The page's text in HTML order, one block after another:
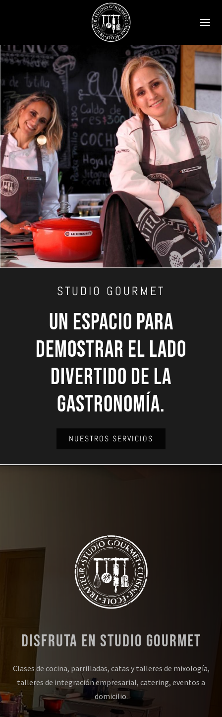
STUDIO GOURMET
Un espacio para
demostrar el lado
divertido de la
gastronomía.
NUESTROS SERVICIOS
Disfruta en Studio Gourmet
Clases de cocina, parrilladas, catas y talleres de mixología,
talleres de integración empresarial, catering, eventos a
domicilio.